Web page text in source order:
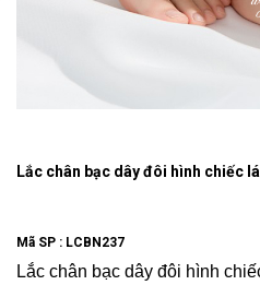
Lắc chân bạc dây đôi hình chiếc
Mã SP : LCBN237
Lắc chân bạc dây đôi hình